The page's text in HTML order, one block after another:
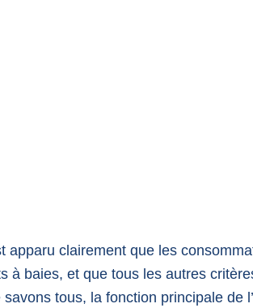
apparu clairement que les
à baies, et que tous les autres
tous, la fonction principale de